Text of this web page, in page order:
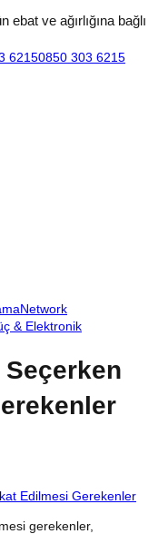
ve ağırlığına bağlı
62150850 303 6215
Network
& Elektronik
Edilmesi Gerekenler
gerekenler,